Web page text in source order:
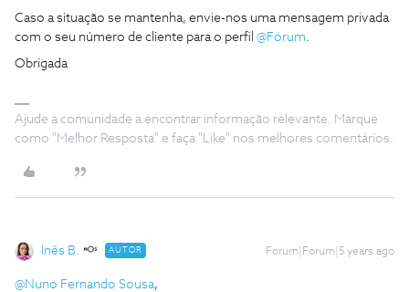
Caso a situação se mantenha, envie-nos uma mensagem privada
com o seu número de cliente para o perfil @Fórum.
Obrigada
Ajude a comunidade a encontrar informação relevante. Marque
como "Melhor Resposta" e faça "Like" nos melhores comentários.
Inês B. AUTOR Forum|Forum|5 years ago
@Nuno Fernando Sousa,